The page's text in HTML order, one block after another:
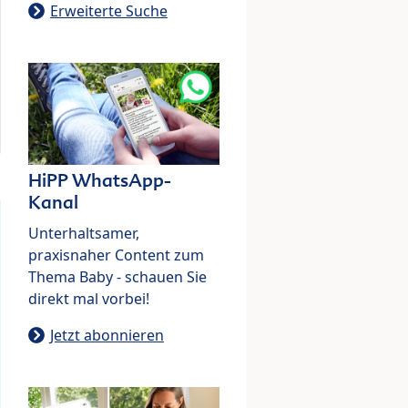
Erweiterte Suche
HiPP WhatsApp-
Kanal
Unterhaltsamer,
praxisnaher Content zum
Thema Baby - schauen Sie
direkt mal vorbei!
Jetzt abonnieren